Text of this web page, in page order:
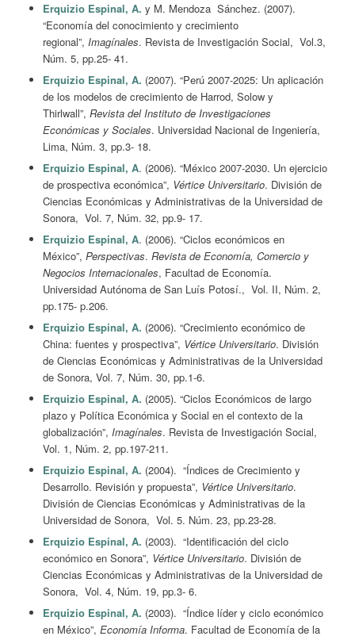
Erquizio Espinal, A. y M. Mendoza Sánchez. (2007).
“Economía del conocimiento y crecimiento
regional”, Imagínales. Revista de Investigación Social, Vol.3,
Núm. 5, pp.25- 41.
Erquizio Espinal, A. (2007). “Perú 2007-2025: Un aplicación
de los modelos de crecimiento de Harrod, Solow y
Thirlwall”, Revista del Instituto de Investigaciones
Económicas y Sociales. Universidad Nacional de Ingeniería,
Lima, Núm. 3, pp.3- 18.
Erquizio Espinal, A. (2006). “México 2007-2030. Un ejercicio
de prospectiva económica”, Vértice Universitario. División de
Ciencias Económicas y Administrativas de la Universidad de
Sonora, Vol. 7, Núm. 32, pp.9- 17.
Erquizio Espinal, A. (2006). “Ciclos económicos en
México”, Perspectivas. Revista de Economía, Comercio y
Negocios Internacionales, Facultad de Economía.
Universidad Autónoma de San Luís Potosí., Vol. II, Núm. 2,
pp.175- p.206.
Erquizio Espinal, A. (2006). “Crecimiento económico de
China: fuentes y prospectiva”, Vértice Universitario. División
de Ciencias Económicas y Administrativas de la Universidad
de Sonora, Vol. 7, Núm. 30, pp.1-6.
Erquizio Espinal, A. (2005). “Ciclos Económicos de largo
plazo y Política Económica y Social en el contexto de la
globalización”, Imagínales. Revista de Investigación Social,
Vol. 1, Núm. 2, pp.197-211.
Erquizio Espinal, A. (2004). “Índices de Crecimiento y
Desarrollo. Revisión y propuesta”, Vértice Universitario.
División de Ciencias Económicas y Administrativas de la
Universidad de Sonora, Vol. 5. Núm. 23, pp.23-28.
Erquizio Espinal, A. (2003). “Identificación del ciclo
económico en Sonora”, Vértice Universitario. División de
Ciencias Económicas y Administrativas de la Universidad de
Sonora, Vol. 4, Núm. 19, pp.3- 6.
Erquizio Espinal, A. (2003). “Índice líder y ciclo económico
en México”, Economía Informa. Facultad de Economía de la